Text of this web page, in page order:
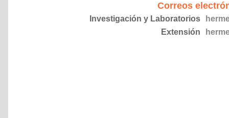
Correos
Investigación y Laboratorios
Extensión